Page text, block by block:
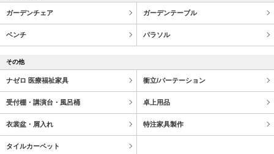
ガーデンチェア ガーデンテーブル
ベンチ パラソル
その他
ナゼロ 医療福祉家具 衝立/パーテーション
受付棚・講演台・風呂桶 卓上用品
衣裳盆・屑入れ 特注家具製作
タイルカーペット